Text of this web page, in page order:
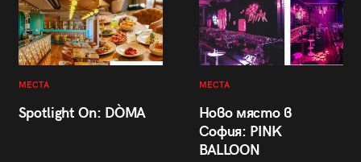
МЕСТА
Spotlight On: DÒMA
МЕСТА
Ново място в
София: PINK
BALLOON